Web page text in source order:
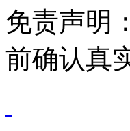
免责声明
前确认真